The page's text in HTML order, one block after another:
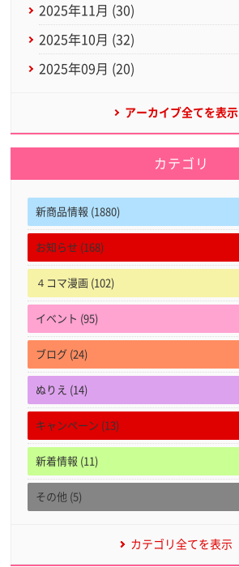
2025年11月 (30)
2025年10月 (32)
2025年09月 (20)
アーカイブ全てを表示
カテゴリ
新商品情報 (1880)
お知らせ (168)
４コマ漫画 (102)
イベント (95)
ブログ (24)
ぬりえ (14)
キャンペーン (13)
新着情報 (11)
その他 (5)
カテゴリ全てを表示